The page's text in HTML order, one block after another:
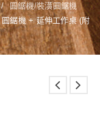
/
圓鋸機/裝潢圓鋸機
鋸機 + 延伸工作桌 (附